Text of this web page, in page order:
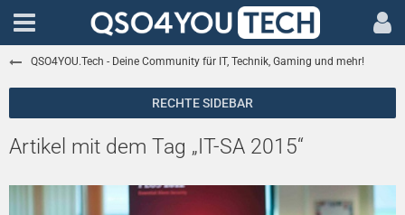
QSO4YOU.Tech - Deine Community für IT, Technik, Gaming und mehr!
Artikel mit dem Tag „IT-SA 2015“